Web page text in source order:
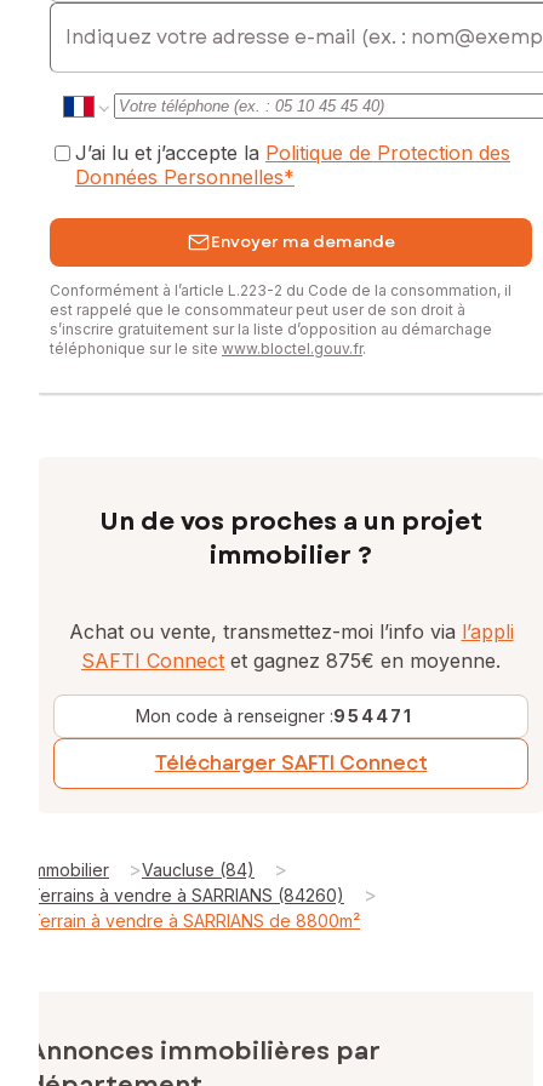
E-mail
J’ai lu et j’accepte la Politique de Protection des
Données Personnelles*
Envoyer ma demande
Conformément à l’article L.223-2 du Code de la consommation, il
est rappelé que le consommateur peut user de son droit à
s’inscrire gratuitement sur la liste d’opposition au démarchage
téléphonique sur le site www.bloctel.gouv.fr.
Un de vos proches a un projet
immobilier ?
Achat ou vente, transmettez-moi l’info via l’appli
SAFTI Connect et gagnez 875€ en moyenne.
Mon code à renseigner :954471
Télécharger SAFTI Connect
Immobilier >Vaucluse (84) >
Terrains à vendre à SARRIANS (84260) >
Terrain à vendre à SARRIANS de 8800m²
Annonces immobilières par